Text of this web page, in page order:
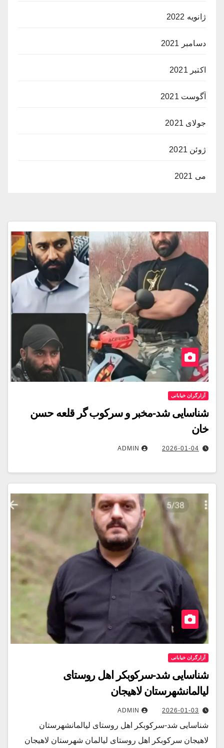
ژانویه 2022
دسامبر 2021
اکتبر 2021
آگوست 2021
جولای 2021
ژوئن 2021
می 2021
آزارگران خیابانی
شناسایی شد-مخبر و سرکوب گر قلعه حسن
خان
2026-01-04
ADMIN
آزارگران خیابانی
شناسایی شد-سركوبكر اهل روستاى
ليالمانشهرستان لاهيجان
2026-01-03
ADMIN
شناسایی شد-سركوبكر اهل روستاى ليالمانشهرستان
لاهيجان سركوبكر اهل روستاى ليالمان شهرستان لاهيجان